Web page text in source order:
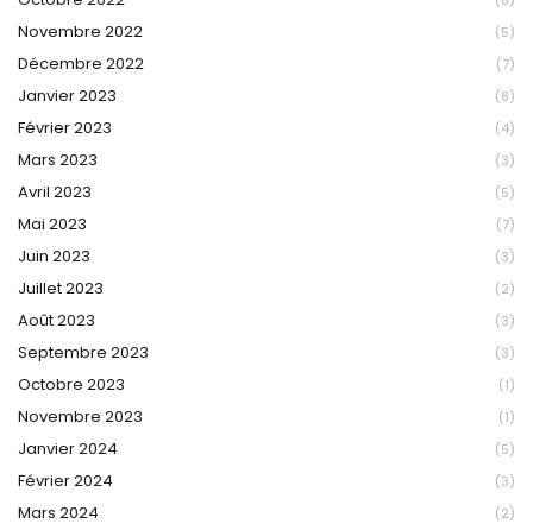
Novembre 2022 (5)
Décembre 2022 (7)
Janvier 2023 (8)
Février 2023 (4)
Mars 2023 (3)
Avril 2023 (5)
Mai 2023 (7)
Juin 2023 (3)
Juillet 2023 (2)
Août 2023 (3)
Septembre 2023 (3)
Octobre 2023 (1)
Novembre 2023 (1)
Janvier 2024 (5)
Février 2024 (3)
Mars 2024 (2)